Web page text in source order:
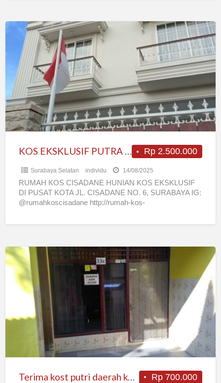
EKSKLUSIF
PUTRA
PUTRI
PASUTRI
EKSEKUTIF
FULL
AC
AREA
DARMO
PUSAT
Rp 2.500.000
KOS EKSKLUSIF PUTRA PUTRI PASUTRI EKSEKUTIF FULL AC AREA DARMO SURABAYA PUSAT
Surabaya Selatan individu 14/08/2025
RUMAH KOS CISADANE HUNIAN KOS EKSKLUSIF
DI PUSAT KOTA JL. CISADANE NO. 6, SURABAYA IG:
@rumahkoscisadane http://rumah-kos-
RUMAH KOS[…]
Terima
kost
putri
daerah
ketintang
Rp 700.000
Terima kost putri daerah ketintang